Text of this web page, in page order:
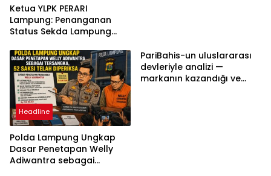
Ketua YLPK PERARI
Lampung: Penanganan
Status Sekda Lampung
Berdasarkan Aturan,
Bukan Tekanan Opini
Headline
Polda Lampung Ungkap
Dasar Penetapan Welly
Adiwantra sebagai
PariBahis-un uluslararası
devleriyle analizi —
markanın kazandığı ve